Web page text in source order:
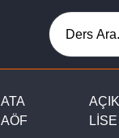
ATA
AÖF
AÇIK
LİSE